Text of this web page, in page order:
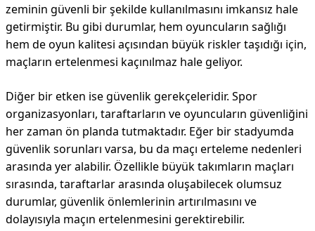
zeminin güvenli bir şekilde kullanılmasını imkansız hale
getirmiştir. Bu gibi durumlar, hem oyuncuların sağlığı
hem de oyun kalitesi açısından büyük riskler taşıdığı için,
maçların ertelenmesi kaçınılmaz hale geliyor.
Diğer bir etken ise güvenlik gerekçeleridir. Spor
organizasyonları, taraftarların ve oyuncuların güvenliğini
her zaman ön planda tutmaktadır. Eğer bir stadyumda
güvenlik sorunları varsa, bu da maçı erteleme nedenleri
arasında yer alabilir. Özellikle büyük takımların maçları
sırasında, taraftarlar arasında oluşabilecek olumsuz
durumlar, güvenlik önlemlerinin artırılmasını ve
dolayısıyla maçın ertelenmesini gerektirebilir.